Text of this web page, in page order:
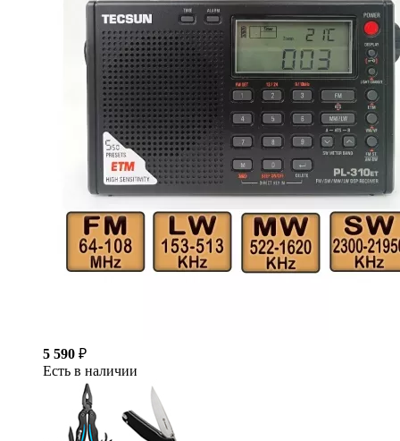
5 590 ₽
Есть в наличии